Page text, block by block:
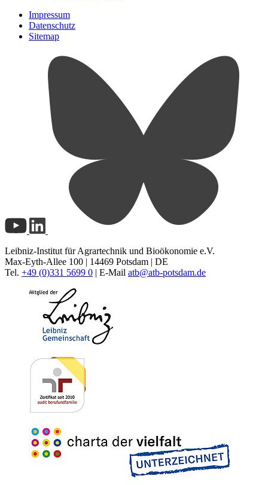
Impressum
Datenschutz
Sitemap
Leibniz-Institut für Agrartechnik und Bioökonomie e.V.
Max-Eyth-Allee 100 | 14469 Potsdam | DE
Tel. +49 (0)331 5699 0 | E-Mail atb@atb-potsdam.de